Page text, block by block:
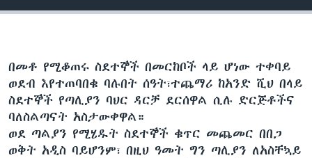
በመቶ የሚቆጠሩ ስደተኞች በመርከቦች ላይ ሆነው ተቀባይ
ወደብ እየተጠባበቁ ባሉበት ሰዓት፣ተጨማሪ ከአንድ ሺህ በላይ
ስደተኞች የጣሊያን ባህር ዳርቻ ደርሰዋል ሲሉ ድርጅቶችና
ባለስልጣናት አስታውቀዋል።
ወደ ጣልያን የሚሄዱት ስደተኞች ቁጥር መጨመር በበጋ
ወቅት አዲስ ባይሆንም፣ በዚህ ዓመት ግን ጣሊያን ለአስቸኳይ